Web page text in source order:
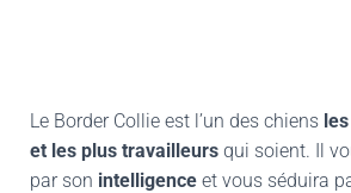
Le Border Collie est l’un des chiens
et les plus travailleurs qui soient. Il
par son intelligence et vous séduira